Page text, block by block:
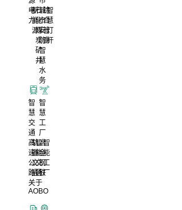
电
力
新
能
源
石
化
煤
炭
矿
井
城
市
安
防
综
合
管
廊
智
慧
灯
杆
智
慧
水
务
智
慧
交
通
高
速
公
路
轨
道
交
通
智
能
交
通
智
慧
工
厂
冶
金
钢
铁
智
能
工
厂
关于
AOBO